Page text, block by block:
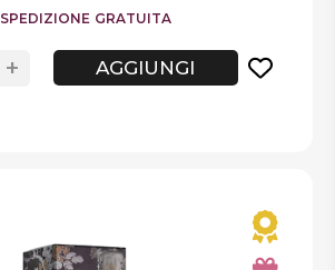
SPEDIZIONE GRATUITA
+ AGGIUNGI